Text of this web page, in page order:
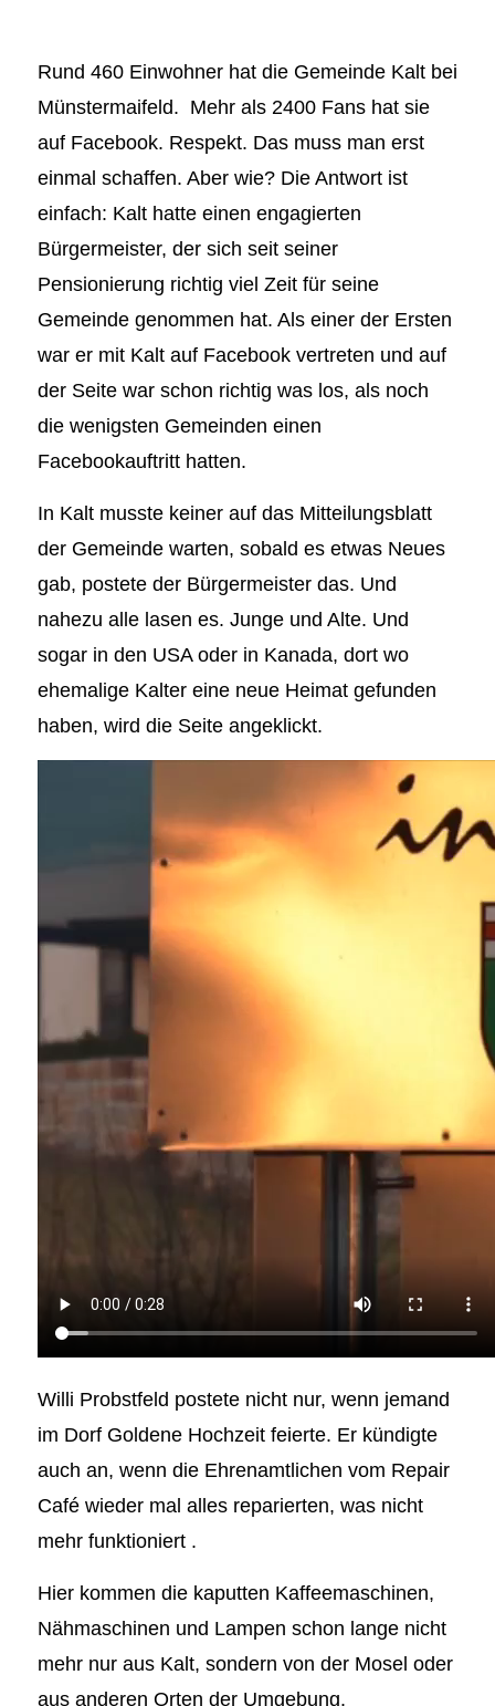
Rund 460 Einwohner hat die Gemeinde Kalt bei
Münstermaifeld. Mehr als 2400 Fans hat sie
auf Facebook. Respekt. Das muss man erst
einmal schaffen. Aber wie? Die Antwort ist
einfach: Kalt hatte einen engagierten
Bürgermeister, der sich seit seiner
Pensionierung richtig viel Zeit für seine
Gemeinde genommen hat. Als einer der Ersten
war er mit Kalt auf Facebook vertreten und auf
der Seite war schon richtig was los, als noch
die wenigsten Gemeinden einen
Facebookauftritt hatten.
In Kalt musste keiner auf das Mitteilungsblatt
der Gemeinde warten, sobald es etwas Neues
gab, postete der Bürgermeister das. Und
nahezu alle lasen es. Junge und Alte. Und
sogar in den USA oder in Kanada, dort wo
ehemalige Kalter eine neue Heimat gefunden
haben, wird die Seite angeklickt.
Willi Probstfeld postete nicht nur, wenn jemand
im Dorf Goldene Hochzeit feierte. Er kündigte
auch an, wenn die Ehrenamtlichen vom Repair
Café wieder mal alles reparierten, was nicht
mehr funktioniert .
Hier kommen die kaputten Kaffeemaschinen,
Nähmaschinen und Lampen schon lange nicht
mehr nur aus Kalt, sondern von der Mosel oder
aus anderen Orten der Umgebung.